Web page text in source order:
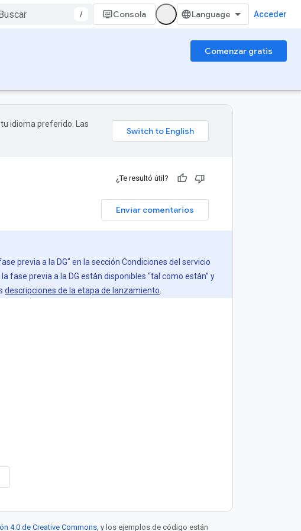
/ Consola Acceder
Comenzar gratis
idioma preferido. Las
¿Te resultó útil?
Enviar comentarios
previa a la DG" en la sección Condiciones del servicio
fase previa a la DG están disponibles “tal como están” y
descripciones de la etapa de lanzamiento
4.0 de Creative Commons, y los ejemplos de código están